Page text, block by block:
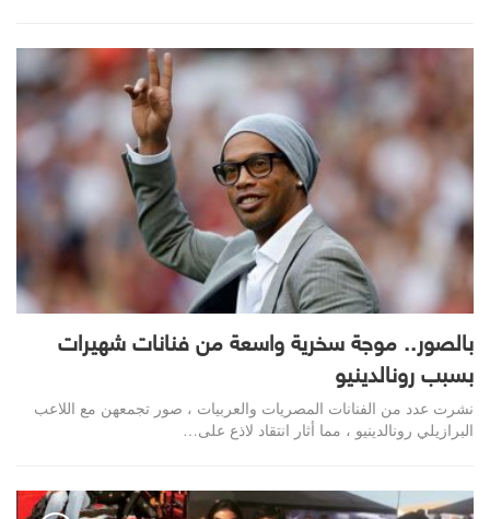
بالصور.. موجة سخرية واسعة من فنانات شهيرات
بسبب رونالدينيو
نشرت عدد من الفنانات المصريات والعربيات ، صور تجمعهن مع اللاعب
البرازيلي رونالدينيو ، مما أثار انتقاد لاذع على…